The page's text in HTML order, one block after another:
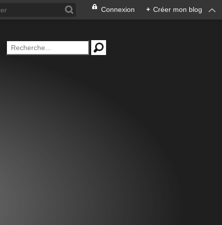
Connexion + Créer mon blog